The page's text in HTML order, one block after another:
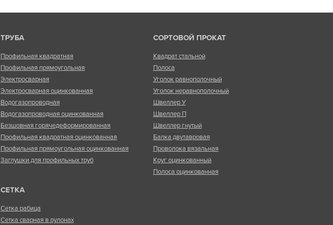
ТРУБА
Профильная квадратная
Профильная прямоугольная
Электросварная
Электросварная оцинкованная
Водогазопроводная
Водогазопроводная оцинкованная
Безшовная горячедеформированная
Профильная квадратная оцинкованная
Профильная прямоугольная оцинкованная
Заглушки для профильных труб
СЕТКА
Сетка рабица
Сетка сварная в рулонах
СОРТОВОЙ ПРОКАТ
Квадрат стальной
Полоса
Уголок равнополочный
Уголок неравнополочный
Швеллер У
Швеллер П
Швеллер гнутый
Балка двутавровая
Проволока вязальная
Круг оцинкованный
Полоса оцинкованная